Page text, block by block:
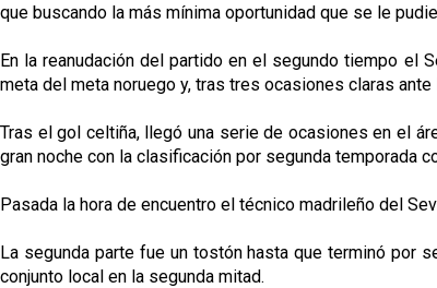
que buscando la más mínima oportunidad que se le
En la reanudación del partido en el segundo tiempo el
meta del meta noruego y, tras tres ocasiones claras
Tras el gol celtiña, llegó una serie de ocasiones en el
gran noche con la clasificación por segunda temporada
Pasada la hora de encuentro el técnico madrileño del
La segunda parte fue un tostón hasta que terminó por
conjunto local en la segunda mitad.